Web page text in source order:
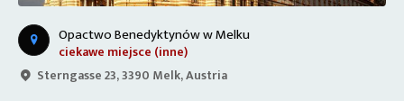
Opactwo Benedyktynów w Melku
ciekawe miejsce (inne)
Sterngasse 23, 3390 Melk, Austria